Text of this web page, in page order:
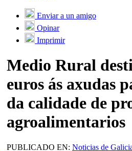
Enviar a un amigo
Opinar
Imprimir
Medio Rural
euros ás axudas
da calidade de
agroalimentarios
PUBLICADO EN: Noticias de